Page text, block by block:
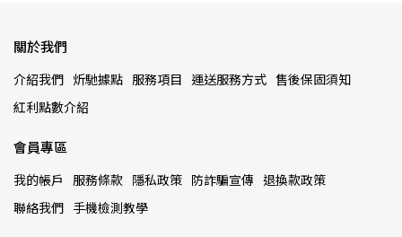
關於我們
介紹我們 炘馳據點 服務項目 運送服務方式 售後保固須知
紅利點數介紹
會員專區
我的帳戶 服務條款 隱私政策 防詐騙宣傳 退換款政策
聯絡我們 手機檢測教學